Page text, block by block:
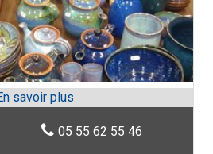
05 55 62 55 46